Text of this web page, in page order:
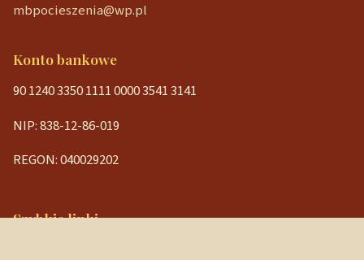
mbpocieszenia@wp.pl
Konto bankowe
90 1240 3350 1111 0000 3541 3141
NIP: 838-12-86-019
REGON: 040029202
Szybkie linki